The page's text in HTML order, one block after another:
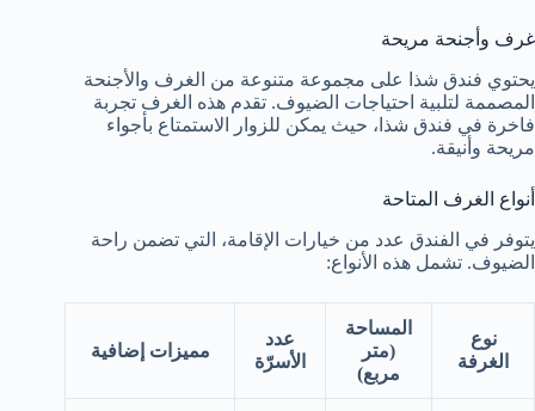
غرف وأجنحة مريحة
يحتوي فندق شذا على مجموعة متنوعة من الغرف والأجنحة
المصممة لتلبية احتياجات الضيوف. تقدم هذه الغرف تجربة
فاخرة في فندق شذا، حيث يمكن للزوار الاستمتاع بأجواء
مريحة وأنيقة.
أنواع الغرف المتاحة
يتوفر في الفندق عدد من خيارات الإقامة، التي تضمن راحة
الضيوف. تشمل هذه الأنواع:
نوع
الغرفة
المساحة
(متر
مربع)
عدد
الأسرّة
مميزات إضافية